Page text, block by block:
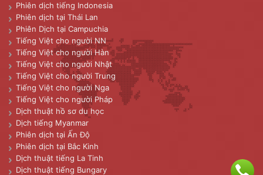
Phiên dịch tiếng Indonesia
Phiên dịch tại Thái Lan
Phiên Dịch tại Campuchia
Tiếng Việt cho người NN
Tiếng Việt cho người Hàn
Tiếng Việt cho người Nhật
Tiếng Việt cho người Trung
Tiếng Việt cho người Nga
Tiếng Việt cho người Pháp
Dịch thuật hồ sơ du học
Dịch tiếng Myanmar
Phiên dịch tại Ấn Độ
Phiên dịch tại Bắc Kinh
Dịch thuật tiếng La Tinh
Dịch thuật tiếng Bungary